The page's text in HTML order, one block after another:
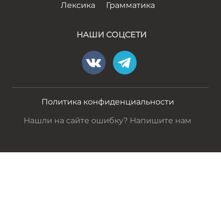
Лексика Грамматика
НАШИ СОЦСЕТИ
Политика конфиденциальности
Нашли на сайте ошибку? Напишите нам